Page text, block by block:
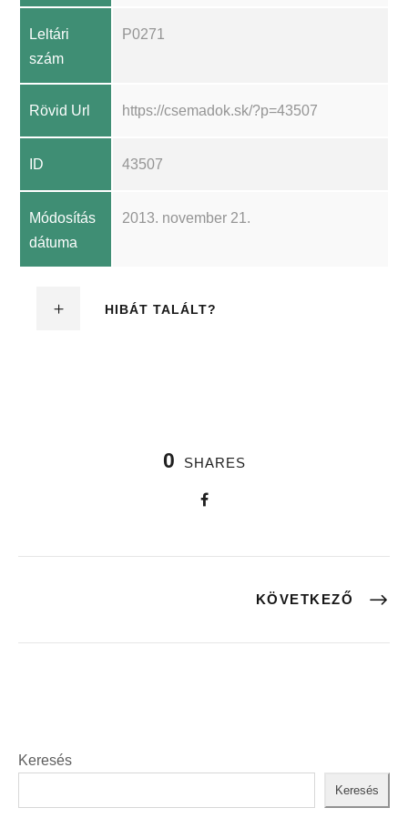
Leltári
szám
P0271
Rövid Url https://csemadok.sk/?p=43507
ID 43507
Módosítás
dátuma
2013. november 21.
HIBÁT TALÁLT?
0 SHARES
KÖVETKEZŐ
Keresés
Keresés